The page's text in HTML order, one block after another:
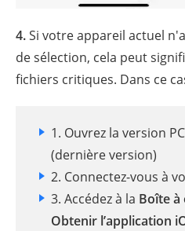
4.Si votre appareil actuel
de sélection, cela peut
fichiers critiques. Dans ce
1. Ouvrez la version
(dernière version)
2. Connectez-vous à
3. Accédez à la Boîte à
Obtenir l’application